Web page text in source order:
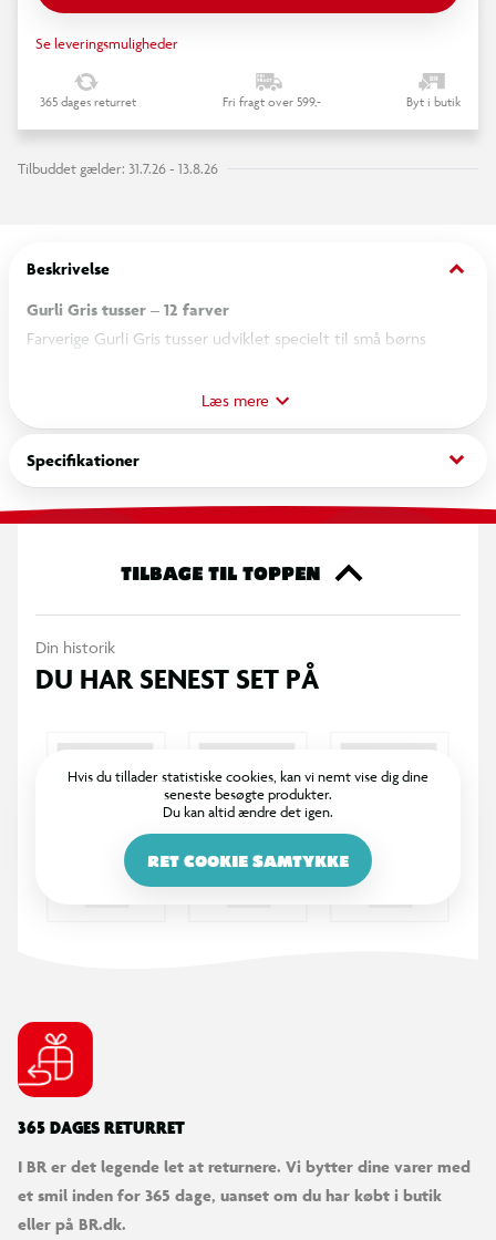
Se leveringsmuligheder
365 dages returret Fri fragt over 599,- Byt i butik
Tilbuddet gælder: 31.7.26 - 13.8.26
Beskrivelse keyboard_arrow_down
Gurli Gris tusser – 12 farver
Farverige Gurli Gris tusser udviklet specielt til små børns
stabile, trykfaste og afrundede spids gør dem nemme og
behagelige at tegne med.
Tusserne indeholder vandbaseret og ultravaskbart blæk, som
nemt kan vaskes ud af de fleste tekstiler, hvilket gør dem
Tusser med Gurli Gris-design
Sekskantet form til små hænder
Stabil, trykfast og afrundet spids
Vandbaseret blæk
Dermatologisk testet
Bred stregbredde
Papemballage i genanvendt materiale
Læs mere
Specifikationer keyboard_arrow_down
TILBAGE TIL TOPPEN
Din historik
DU HAR SENEST SET PÅ
Hvis du tillader statistiske cookies, kan vi nemt vise dig dine
seneste besøgte produkter.
Du kan altid ændre det igen.
RET COOKIE SAMTYKKE
365 DAGES RETURRET
I BR er det legende let at returnere. Vi bytter dine varer med
et smil inden for 365 dage, uanset om du har købt i butik
eller på BR.dk.